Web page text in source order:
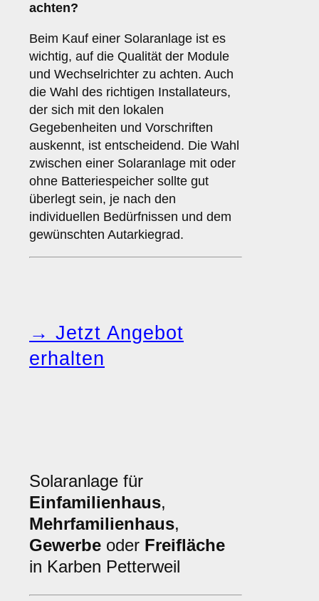
achten?
Beim Kauf einer Solaranlage ist es
wichtig, auf die Qualität der Module
und Wechselrichter zu achten. Auch
die Wahl des richtigen Installateurs,
der sich mit den lokalen
Gegebenheiten und Vorschriften
auskennt, ist entscheidend. Die Wahl
zwischen einer Solaranlage mit oder
ohne Batteriespeicher sollte gut
überlegt sein, je nach den
individuellen Bedürfnissen und dem
gewünschten Autarkiegrad.
→ Jetzt Angebot
erhalten
Solaranlage für
Einfamilienhaus,
Mehrfamilienhaus,
Gewerbe oder Freifläche
in Karben Petterweil